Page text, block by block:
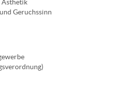
Ästhetik
Geruchssinn